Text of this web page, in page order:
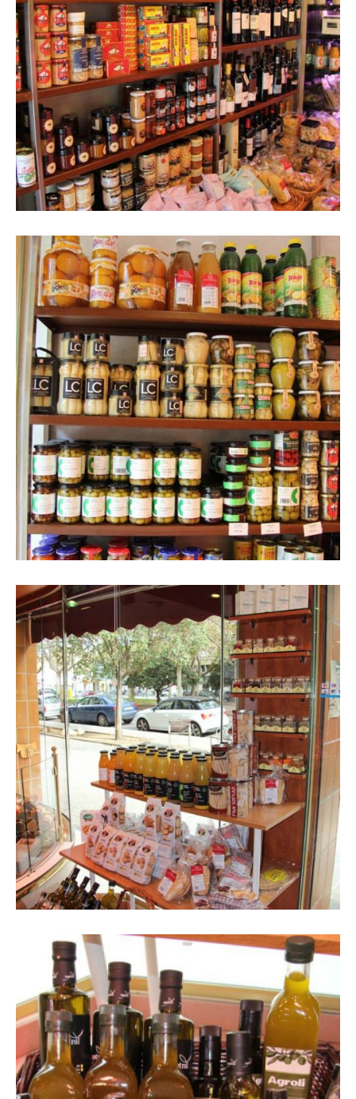
Interior de la botiga amb
prestatgeries a l'esquerra amb
diferents productes gurmet
Interior de la botiga amb prestatgeria
amb diferents conserves
Imatge d´interior de la botiga amb
aparador al fons i expositor amb
productes en primer pla